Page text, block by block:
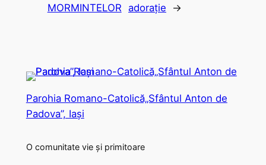
MORMINTELOR adoraţie
→
Parohia Romano-Catolică„Sfântul Anton de
Padova”, Iași
O comunitate vie și primitoare